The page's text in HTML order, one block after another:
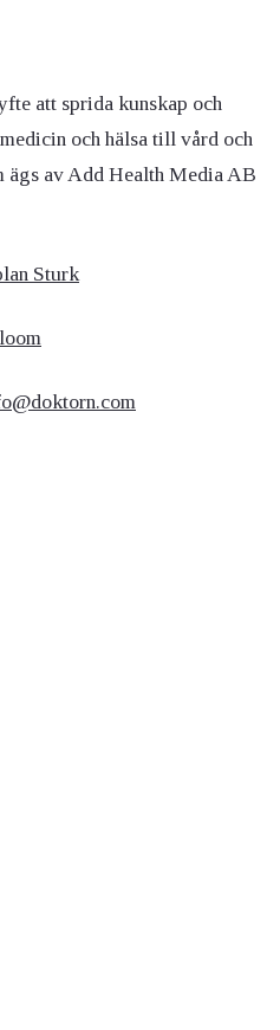
att sprida kunskap och
och hälsa till vård och
av Add Health Media AB
Sturk